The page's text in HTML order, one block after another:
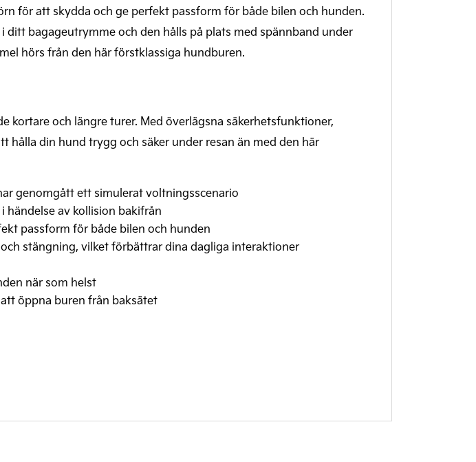
för att skydda och ge perfekt passform för både bilen och hunden.
bagageutrymme och den hålls på plats med spännband under
hörs från den här förstklassiga hundburen.
kortare och längre turer. Med överlägsna säkerhetsfunktioner,
din hund trygg och säker under resan än med den här
genomgått ett simulerat voltningsscenario
av kollision bakifrån
passform för både bilen och hunden
stängning, vilket förbättrar dina dagliga interaktioner
när som helst
öppna buren från baksätet